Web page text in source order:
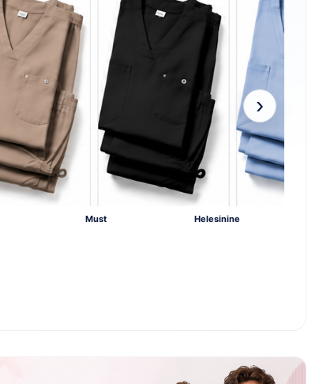
Must Helesinine
›